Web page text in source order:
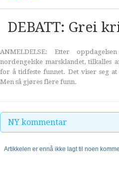
DEBATT: Grei
ANMELDELSE: Etter
nordengelske marsklandet, tilkalles
for å tidfeste funnet. Det viser seg
Men så gjøres flere funn.
NY kommentar
Artikkelen er ennå ikke lagt til noen